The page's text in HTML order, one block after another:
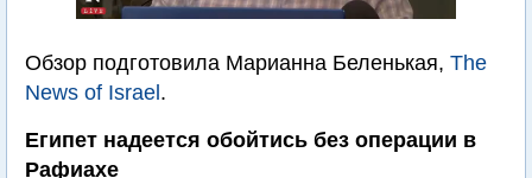
Обзор подготовила Марианна Беленькая, The
News of Israel .
Египет надеется обойтись без операции в
Рафиахе